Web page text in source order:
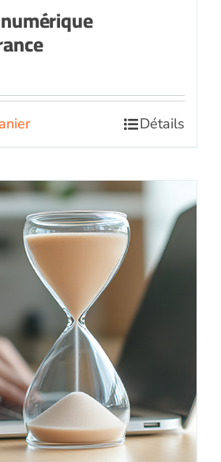
Détails